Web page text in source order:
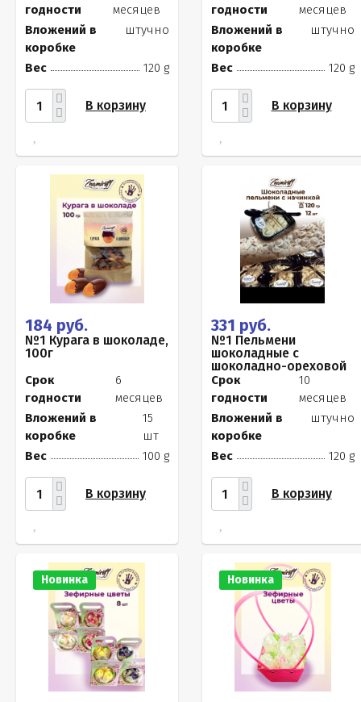
годности
месяцев
Вложений в
коробке
штучно
Вес 120 g
В корзину
годности
месяцев
Вложений в
коробке
штучно
Вес 120 g
В корзину
184 руб.
№1 Курага в шоколаде,
100г
Срок
годности
6
месяцев
Вложений в
коробке
15
шт
Вес
100 g
В корзину
331 руб.
№1 Пельмени
шоколадные с
шоколадно-ореховой
начинкой, 120г
Срок
годности
10
месяцев
Вложений в
коробке
штучно
Вес 120 g
В корзину
Новинка Новинка